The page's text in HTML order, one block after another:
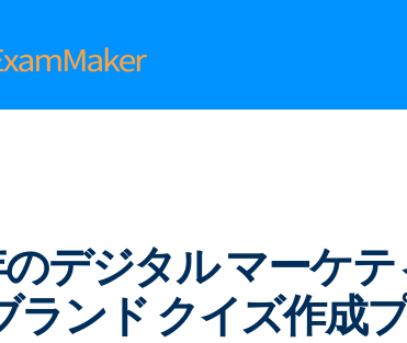
デジタル マーケ
ランド クイズ作成